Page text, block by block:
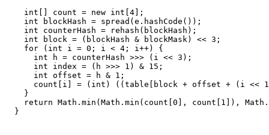
    int[] count = new int[4];
    int blockHash = spread(e.hashCode());
    int counterHash = rehash(blockHash);
    int block = (blockHash & blockMask) << 3;
    for (int i = 0; i < 4; i++) {
      int h = counterHash >>> (i << 3);
      int index = (h >>> 1) & 15;
      int offset = h & 1;
count[i] = (int) ((table[block + offset + (i <<
    }
return Math.min(Math.min(count[0], count[1]),
  }